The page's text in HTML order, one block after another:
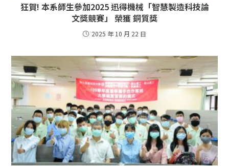
狂賀! 本系師生參加2025 迅得機械「智慧製造科技論
文獎競賽」 榮獲 銅質獎
2025 年 10 月 22 日